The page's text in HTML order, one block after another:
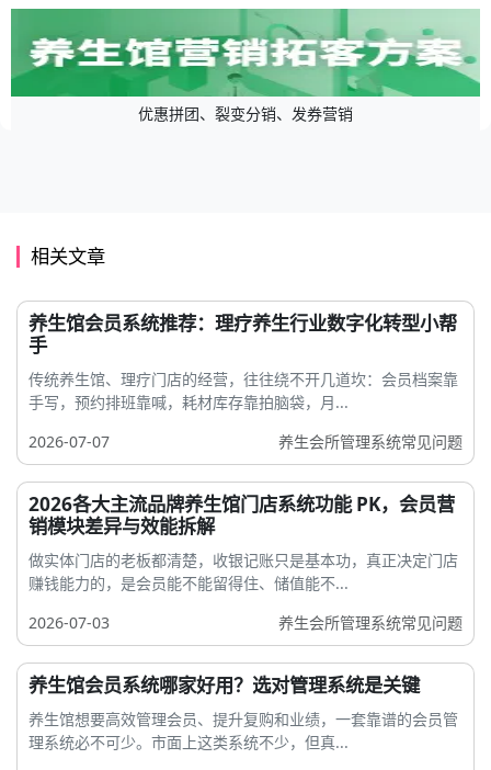
优惠拼团、裂变分销、发券营销
相关文章
养生馆会员系统推荐：理疗养生行业数字化转型小帮
手
传统养生馆、理疗门店的经营，往往绕不开几道坎：会员档案靠
手写，预约排班靠喊，耗材库存靠拍脑袋，月...
2026-07-07
养生会所管理系统常见问题
2026各大主流品牌养生馆门店系统功能 PK，会员营
销模块差异与效能拆解
做实体门店的老板都清楚，收银记账只是基本功，真正决定门店
赚钱能力的，是会员能不能留得住、储值能不...
2026-07-03
养生会所管理系统常见问题
养生馆会员系统哪家好用？选对管理系统是关键
养生馆想要高效管理会员、提升复购和业绩，一套靠谱的会员管
理系统必不可少。市面上这类系统不少，但真...